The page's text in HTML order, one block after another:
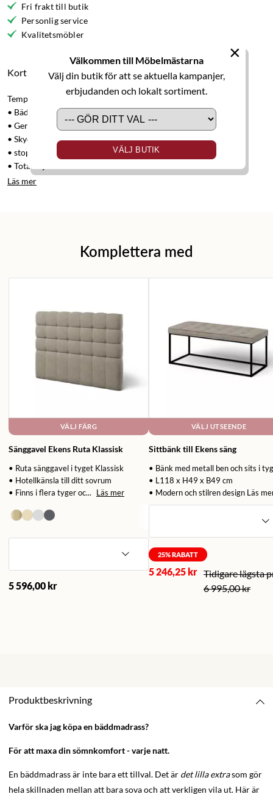
Välkommen till Möbelmästarna
Välj din butik för att se aktuella kampanjer,
erbjudanden och lokalt sortiment.
VÄLJ BUTIK
×
Fri frakt till butik
Personlig service
Kvalitetsmöbler
Kort produktbeskrivning
Tempflex Latex Trens:
• Bäddmadrass i olika storlekar
• Ger dig extra komfort och stöd
• Skyddar sängen
• stoppning Hypersoft polyeter
• Totalhöjd 8 cm
Läs mer
Komplettera med
VÄLJ FÄRG
Sänggavel Ekens Ruta Klassisk
• Ruta sänggavel i tyget Klassisk
• Hotellkänsla till ditt sovrum
• Finns i flera tyger oc...
Läs mer
5 596,00 kr
VÄLJ UTSEENDE
Sittbänk till Ekens säng
• Bänk med metall ben och sits i tyg
• L118 x H49 x B49 cm
• Modern och stilren design Läs
25% RABATT
5 246,25 kr
6 995,00 kr
Produktbeskrivning
Varför ska jag köpa en bäddmadrass?
För att maxa din sömnkomfort - varje natt.
En bäddmadrass är inte bara ett tillval. Det är det lilla extrasom gör
hela skillnaden mellan att bara sova och att verkligen vila ut. Här är